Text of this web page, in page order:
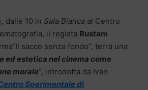
dalle 10 in Sala Bianca al Centro
il regista Rustam
sacco senza fondo”, terrà una
ed estetica nel cinema come
morale”, introdotta da Ivan
Sperimentale di